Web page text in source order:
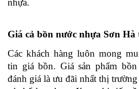
nhựa.
Giá cả bồn nước nhựa Sơn
Các khách hàng luôn mong
tin giá bồn. Giá sản phẩm
đánh giá là ưu đãi nhất thị